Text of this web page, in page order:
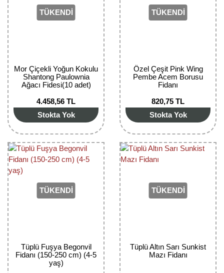
TÜKENDİ
Mor Çiçekli Yoğun Kokulu
Shantong Paulownia
Ağacı Fidesi(10 adet)
4.458,56 TL
Stokta Yok
TÜKENDİ
Özel Çeşit Pink Wing
Pembe Acem Borusu
Fidanı
820,75 TL
Stokta Yok
TÜKENDİ
Tüplü Fuşya Begonvil
Fidanı (150-250 cm) (4-5
yaş)
TÜKENDİ
Tüplü Altın Sarı Sunkist
Mazı Fidanı